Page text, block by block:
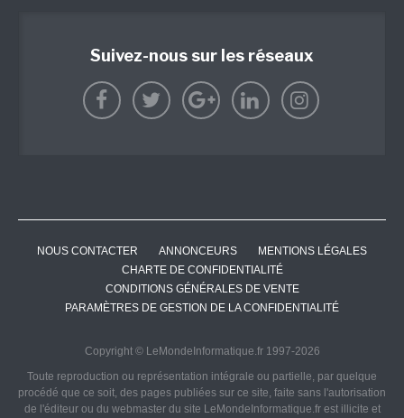
Suivez-nous sur les réseaux
NOUS CONTACTER ANNONCEURS
MENTIONS LÉGALES
CHARTE DE CONFIDENTIALITÉ
CONDITIONS GÉNÉRALES DE VENTE
PARAMÈTRES DE GESTION DE LA CONFIDENTIALITÉ
Copyright © LeMondeInformatique.fr 1997-2026
Toute reproduction ou représentation intégrale ou partielle, par quelque
procédé que ce soit, des pages publiées sur ce site, faite sans l'autorisation
de l'éditeur ou du webmaster du site LeMondeInformatique.fr est illicite et